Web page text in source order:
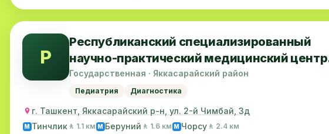
Р
Республиканский специализированный
научно-практический медицинский центр
педиатрии
Государственная · Яккасарайский район
Педиатрия Диагностика
г. Ташкент, Яккасарайский р-н, ул. 2-й Чимбай, 3д
M Тинчлик 🚶 1.1 км M Беруний 🚶 1.6 км M Чорсу 🚶 2.4 км